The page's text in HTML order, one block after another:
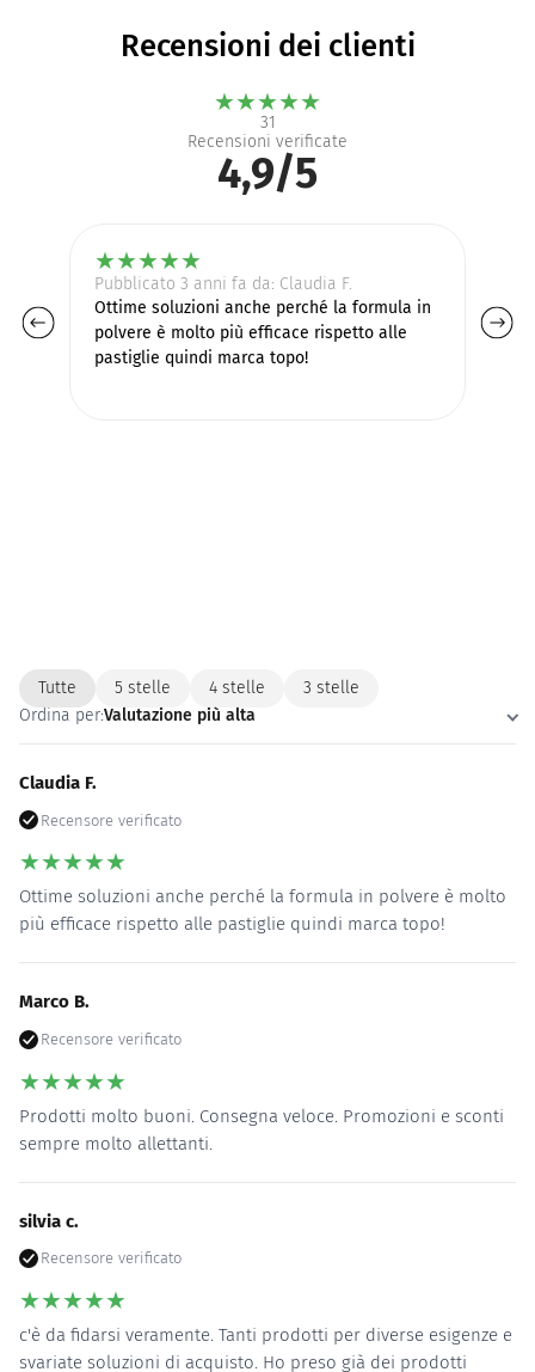
Recensioni dei clienti
★★★★★
31
Recensioni verificate
4,9/5
★★★★★
Pubblicato 3 anni fa da: Claudia F.
Ottime soluzioni anche perché la formula in
polvere è molto più efficace rispetto alle
pastiglie quindi marca topo!
Tutte 5 stelle 4 stelle
3 stelle
Ordina per:Valutazione più alta
Claudia F.
Recensore verificato
★★★★★
Ottime soluzioni anche perché la formula in polvere è molto
più efficace rispetto alle pastiglie quindi marca topo!
Marco B.
Recensore verificato
★★★★★
Prodotti molto buoni. Consegna veloce. Promozioni e sconti
sempre molto allettanti.
silvia c.
Recensore verificato
★★★★★
c'è da fidarsi veramente. Tanti prodotti per diverse esigenze e
svariate soluzioni di acquisto. Ho preso già dei prodotti